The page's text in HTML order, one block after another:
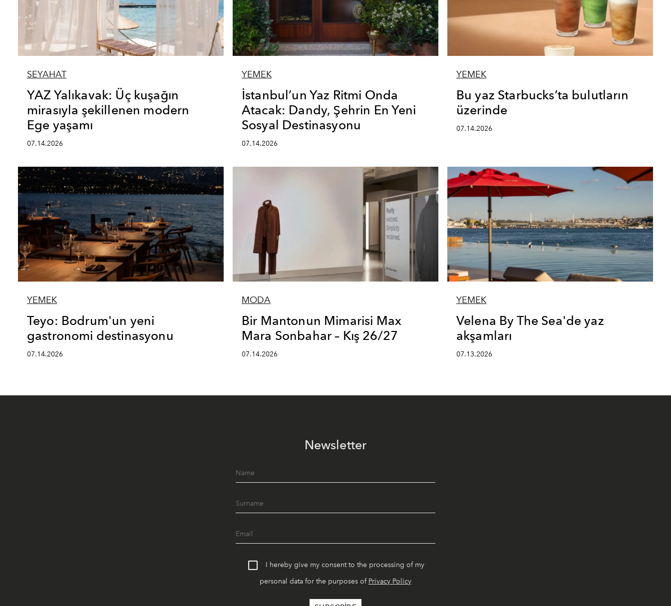
SEYAHAT
YAZ Yalıkavak: Üç kuşağın
mirasıyla şekillenen modern
Ege yaşamı
07.14.2026
YEMEK
İstanbul’un Yaz Ritmi Onda
Atacak: Dandy, Şehrin En Yeni
Sosyal Destinasyonu
07.14.2026
YEMEK
Bu yaz Starbucks’ta bulutların
üzerinde
07.14.2026
YEMEK
Teyo: Bodrum'un yeni
gastronomi destinasyonu
07.14.2026
MODA
Bir Mantonun Mimarisi Max
Mara Sonbahar – Kış 26/27
07.14.2026
YEMEK
Velena By The Sea'de yaz
akşamları
07.13.2026
Newsletter
I hereby give my consent to the processing of my
personal data for the purposes of Privacy Policy